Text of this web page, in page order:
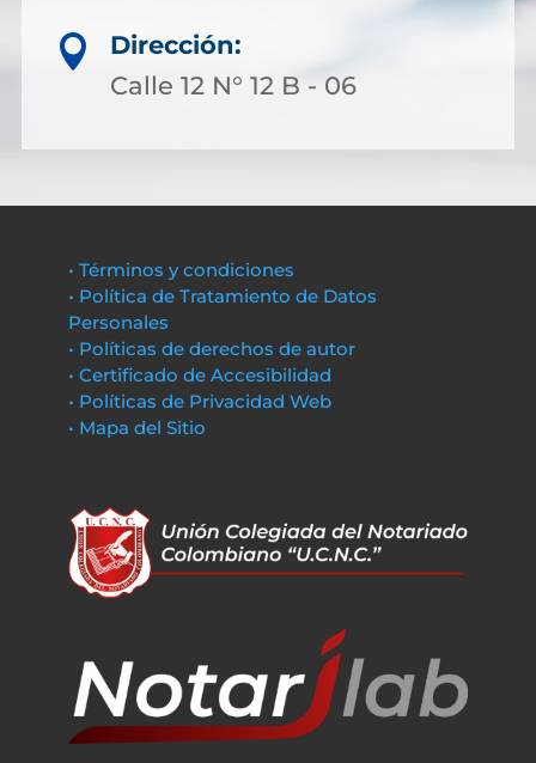

Dirección:
Calle 12 N° 12 B - 06
• Términos y condiciones
• Política de Tratamiento de Datos
Personales
• Políticas de derechos de autor
• Certificado de Accesibilidad
• Políticas de Privacidad Web
• Mapa del Sitio